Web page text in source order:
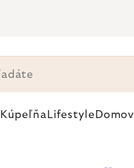
Kúpeľňa Lifestyle Domov